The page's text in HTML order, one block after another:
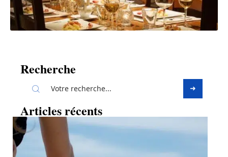
Recherche
Articles récents